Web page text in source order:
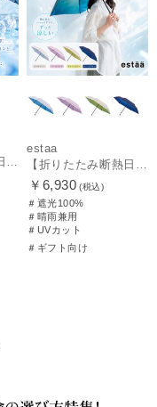
estaa
【折りたたみ断熱日傘】エスタ (estaa) ハニカム断熱パラソル グラデーション 折りたたみ傘 晴雨兼用 遮光100 UV100
￥6,930 (税込)
＃遮光100%
＃晴雨兼用
＃UVカット
＃ギフト向け